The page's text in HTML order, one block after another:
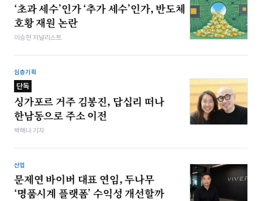
‘초과 세수’인가 ‘추가 세수’인가, 반도체
호황 재원 논란
이승현 저널리스트
심층기획
단독
싱가포르 거주 김봉진, 답십리 떠나
한남동으로 주소 이전
박해나 기자
산업
문제연 바이버 대표 연임, 두나무
‘명품시계 플랫폼’ 수익성 개선할까